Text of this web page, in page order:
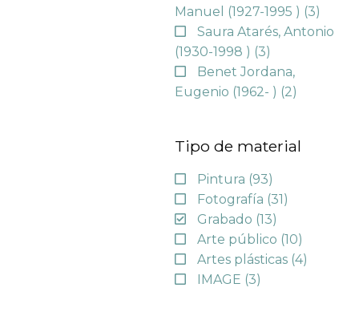
Manuel (1927-1995 ) (3)
Saura Atarés, Antonio
(1930-1998 ) (3)
Benet Jordana,
Eugenio (1962- ) (2)
Tipo de material
Pintura (93)
Fotografía (31)
Grabado (13)
Arte público (10)
Artes plásticas (4)
IMAGE (3)